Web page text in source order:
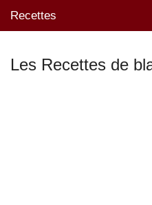
Recettes
Les Recettes de